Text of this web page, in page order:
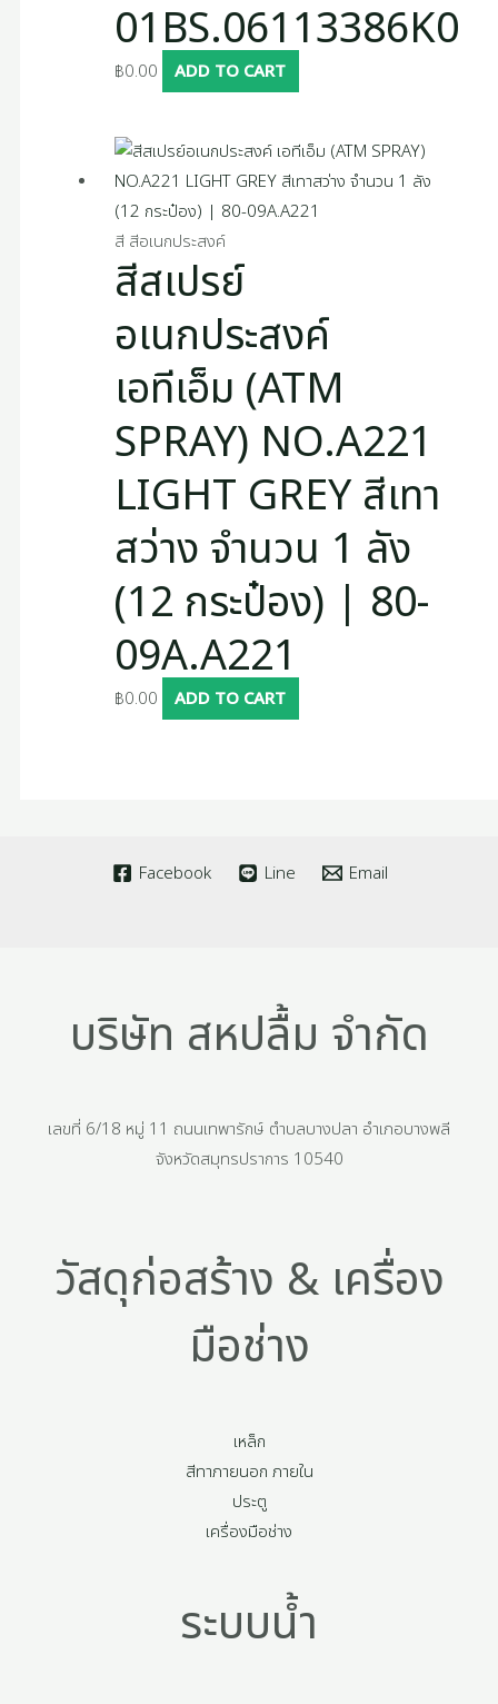
01BS.06113386K0
฿0.00 ADD TO CART
สี สีอเนกประสงค์
สีสเปรย์
อเนกประสงค์
เอทีเอ็ม (ATM
SPRAY) NO.A221
LIGHT GREY สีเทา
สว่าง จำนวน 1 ลัง
(12 กระป๋อง) | 80-
09A.A221
฿0.00 ADD TO CART
Facebook Line Email
บริษัท สหปลื้ม จำกัด
เลขที่ 6/18 หมู่ 11 ถนนเทพารักษ์ ตำบลบางปลา อำเภอบางพลี
จังหวัดสมุทรปราการ 10540
วัสดุก่อสร้าง & เครื่อง
มือช่าง
เหล็ก
สีทาภายนอก ภายใน
ประตู
เครื่องมือช่าง
ระบบน้ำ